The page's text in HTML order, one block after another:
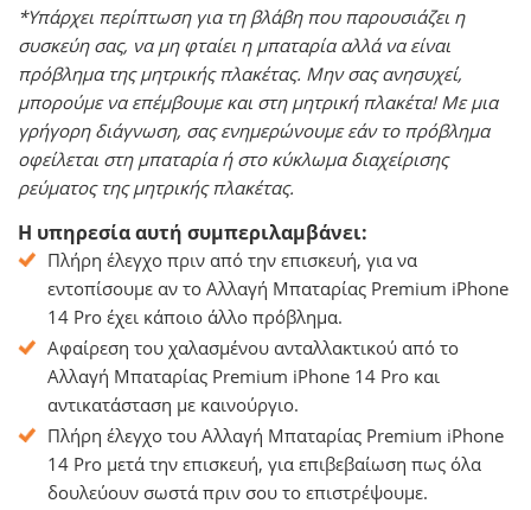
*Υπάρχει περίπτωση για τη βλάβη που παρουσιάζει η
συσκεύη σας, να μη φταίει η μπαταρία αλλά να είναι
πρόβλημα της μητρικής πλακέτας. Μην σας ανησυχεί,
μπορούμε να επέμβουμε και στη μητρική πλακέτα! Με μια
γρήγορη διάγνωση, σας ενημερώνουμε εάν το πρόβλημα
οφείλεται στη μπαταρία ή στο κύκλωμα διαχείρισης
ρεύματος της μητρικής πλακέτας.
Η υπηρεσία αυτή συμπεριλαμβάνει:
Πλήρη έλεγχο πριν από την επισκευή, για να
εντοπίσουμε αν το Αλλαγή Μπαταρίας Premium iPhone
14 Pro έχει κάποιο άλλο πρόβλημα.
Αφαίρεση του χαλασμένου ανταλλακτικού από το
Αλλαγή Μπαταρίας Premium iPhone 14 Pro και
αντικατάσταση με καινούργιο.
Πλήρη έλεγχο του Αλλαγή Μπαταρίας Premium iPhone
14 Pro μετά την επισκευή, για επιβεβαίωση πως όλα
δουλεύουν σωστά πριν σου το επιστρέψουμε.